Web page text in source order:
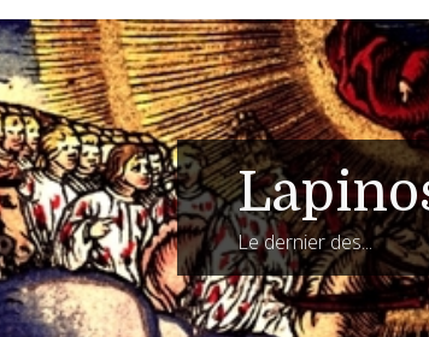
Le dernier des...